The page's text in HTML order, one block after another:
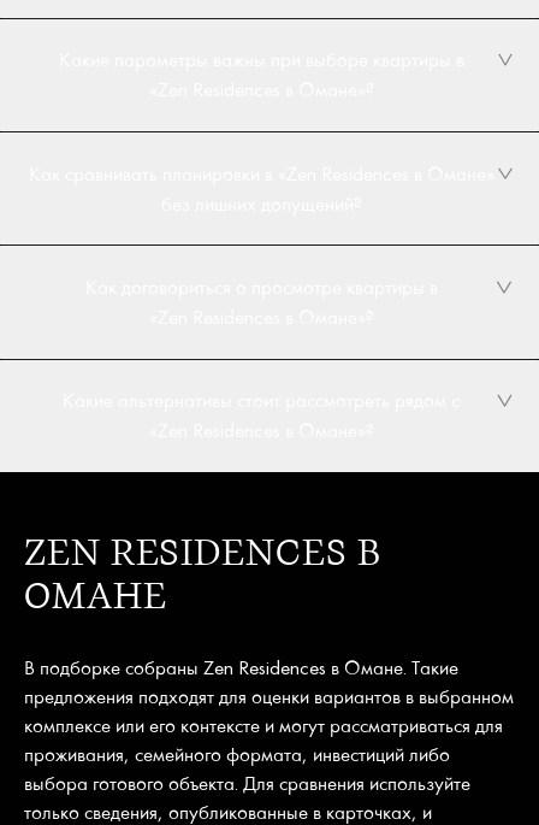
ZEN RESIDENCES В
ОМАНЕ
В подборке собраны Zen Residences в Омане. Такие
предложения подходят для оценки вариантов в выбранном
комплексе или его контексте и могут рассматриваться для
проживания, семейного формата, инвестиций либо
выбора готового объекта. Для сравнения используйте
только сведения, опубликованные в карточках, и